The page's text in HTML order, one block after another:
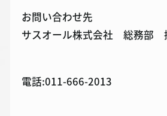
お問い合わせ先
サスオール株式会社 総務部
電話:011-666-2013